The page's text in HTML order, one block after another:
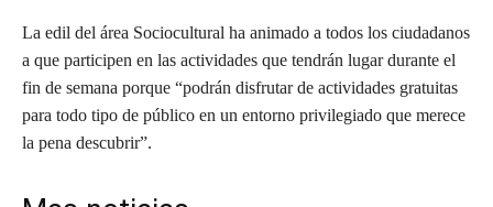
La edil del área Sociocultural ha animado a todos los ciudadanos
a que participen en las actividades que tendrán lugar durante el
fin de semana porque “podrán disfrutar de actividades gratuitas
para todo tipo de público en un entorno privilegiado que merece
la pena descubrir”.